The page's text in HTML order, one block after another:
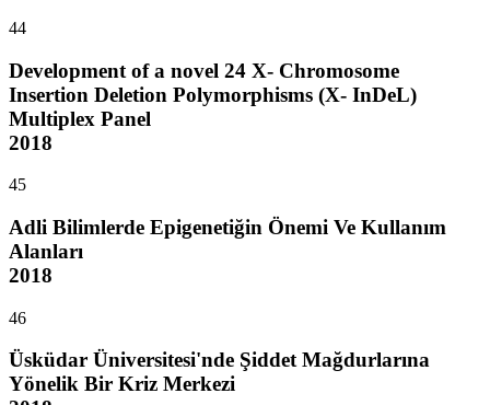
44
Development of a novel 24 X- Chromosome
Insertion Deletion Polymorphisms (X- InDeL)
Multiplex Panel
2018
45
Adli Bilimlerde Epigenetiğin Önemi Ve Kullanım
Alanları
2018
46
Üsküdar Üniversitesi'nde Şiddet Mağdurlarına
Yönelik Bir Kriz Merkezi